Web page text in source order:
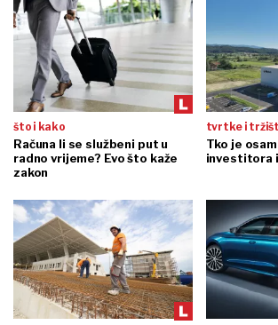
što i kako
Računa li se službeni put u
radno vrijeme? Evo što kaže
zakon
tvrtke i
Tko je
investitora